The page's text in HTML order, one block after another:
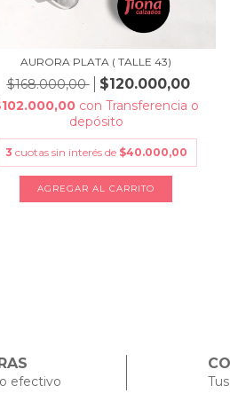
AURORA PLATA ( TALLE 43)
$168.000,00 $120.000,00
con Transferencia o
depósito
3 cuotas sin interés de $40.000,00
AGREGAR AL CARRITO
efectivo